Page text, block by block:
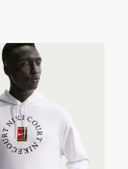
Heritage férfi
tenisz
pulóver